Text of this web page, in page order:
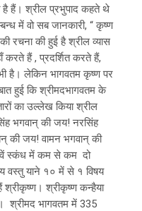
हैं। श्रील प्रभुपाद कहते थे
में वो सब जानकारी, “ कृष्ण
रचना की हुई है श्रील व्यास
हैं , प्रदर्शित करते हैं,
है। लेकिन भागवतम कृष्ण पर
हुई कि श्रीमदभागवतम के
का उल्लेख किया श्रील
भगवान् की जय! नरसिंह
की जय! वामन भगवान् की
स्कंध में कम से कम दो
वस्तु याने १० में से १ विषय
श्रीकृष्ण कन्हैया
भागवतम में 335